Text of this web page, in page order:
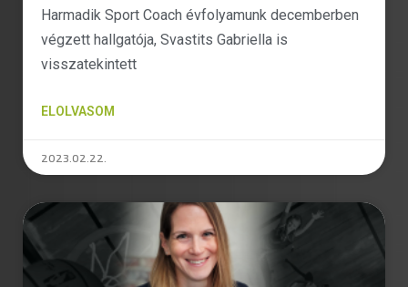
Harmadik Sport Coach évfolyamunk decemberben
végzett hallgatója, Svastits Gabriella is
visszatekintett
ELOLVASOM
2023.02.22.